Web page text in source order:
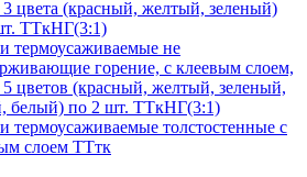
3 цвета (красный, желтый, зеленый)
ТТкНГ(3:1)
термоусаживаемые не
горение, с клеевым слоем,
5 цветов (красный, желтый, зеленый,
белый) по 2 шт. ТТкНГ(3:1)
термоусаживаемые толстостенные с
слоем ТТтк